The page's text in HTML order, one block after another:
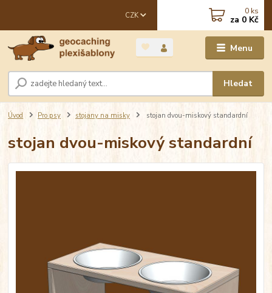
Menu
CZK
Hledat
0 ks
za 0 Kč
Úvod Pro psy stojany na misky stojan dvou-miskový standardní
stojan dvou-miskový standardní